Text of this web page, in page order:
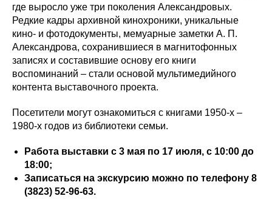
где выросло уже три поколения Александровых.
Редкие кадры архивной кинохроники, уникальные
кино- и фотодокументы, мемуарные заметки А. П.
Александрова, сохранившиеся в магнитофонных
записях и составившие основу его книги
воспоминаний – стали основой мультимедийного
контента выставочного проекта.
Посетители могут ознакомиться с книгами 1950-х –
1980-х годов из библиотеки семьи.
Работа выставки с 3 мая по 17 июля, с 10:00 до
18:00;
Записаться на экскурсию можно по телефону 8
(3823) 52-96-63.